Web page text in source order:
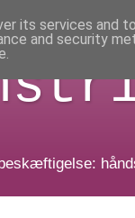
its services and
and security